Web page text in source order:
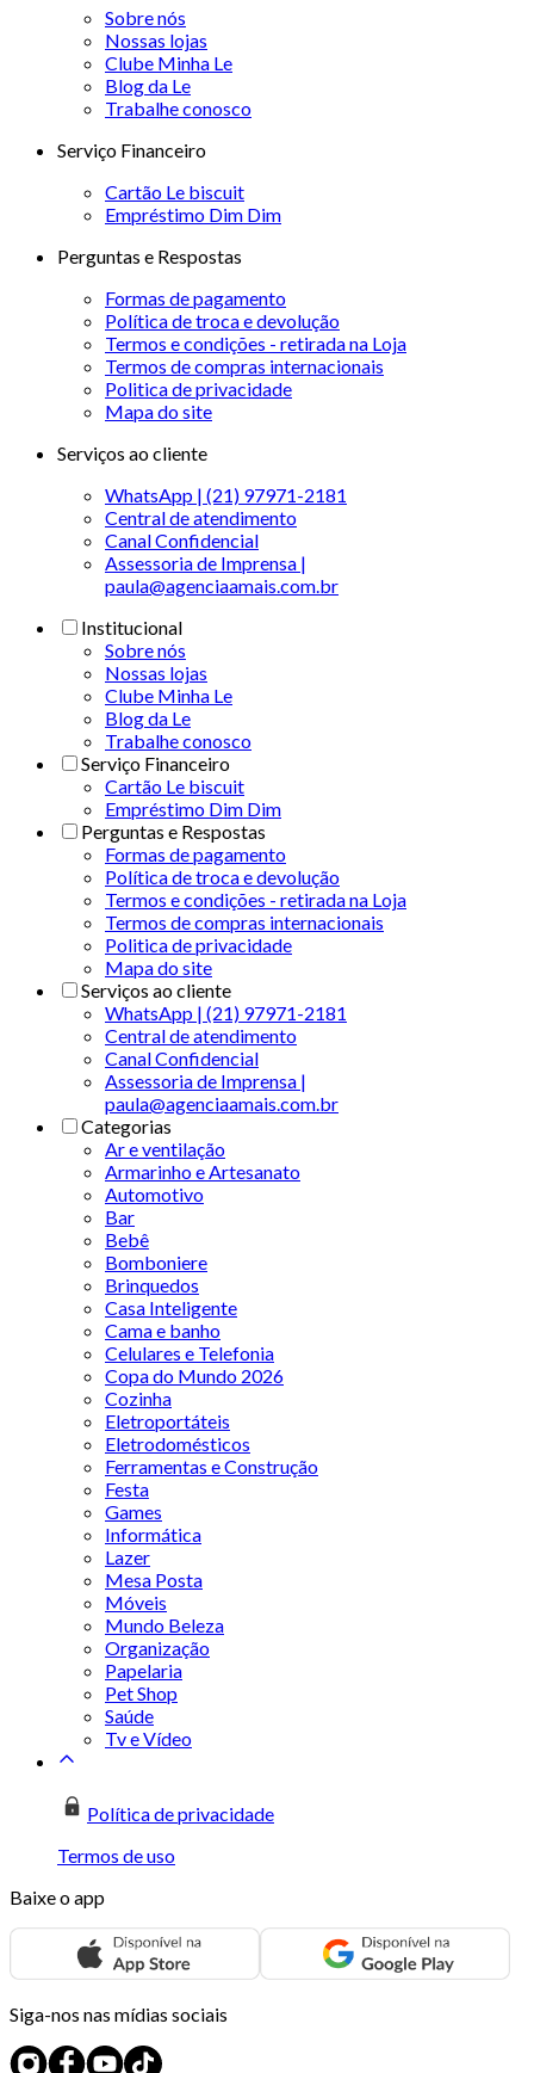
Sobre nós
Nossas lojas
Clube Minha Le
Blog da Le
Trabalhe conosco
Serviço Financeiro
Cartão Le biscuit
Empréstimo Dim Dim
Perguntas e Respostas
Formas de pagamento
Política de troca e devolução
Termos e condições - retirada na Loja
Termos de compras internacionais
Politica de privacidade
Mapa do site
Serviços ao cliente
WhatsApp | (21) 97971-2181
Central de atendimento
Canal Confidencial
Assessoria de Imprensa |
paula@agenciaamais.com.br
Institucional
Sobre nós
Nossas lojas
Clube Minha Le
Blog da Le
Trabalhe conosco
Serviço Financeiro
Cartão Le biscuit
Empréstimo Dim Dim
Perguntas e Respostas
Formas de pagamento
Política de troca e devolução
Termos e condições - retirada na Loja
Termos de compras internacionais
Politica de privacidade
Mapa do site
Serviços ao cliente
WhatsApp | (21) 97971-2181
Central de atendimento
Canal Confidencial
Assessoria de Imprensa |
paula@agenciaamais.com.br
Categorias
Ar e ventilação
Armarinho e Artesanato
Automotivo
Bar
Bebê
Bomboniere
Brinquedos
Casa Inteligente
Cama e banho
Celulares e Telefonia
Copa do Mundo 2026
Cozinha
Eletroportáteis
Eletrodomésticos
Ferramentas e Construção
Festa
Games
Informática
Lazer
Mesa Posta
Móveis
Mundo Beleza
Organização
Papelaria
Pet Shop
Saúde
Tv e Vídeo
Política de privacidade
Termos de uso
Baixe o app
Siga-nos nas mídias sociais